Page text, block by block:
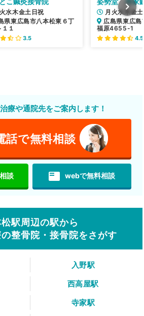
水木金土日祝
県東広島市八本松東６丁
１
3.5
月火水木金
広島県東広
福原4655-1
4.5
療や通院先をご案内します！
話で無料相談
談 featured_play_list webで無料相談
駅周辺の駅から
整骨院・接骨院をさがす
入野駅
西高屋駅
寺家駅